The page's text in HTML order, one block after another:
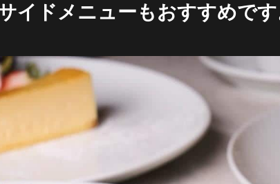
イドメニューもおすすめです